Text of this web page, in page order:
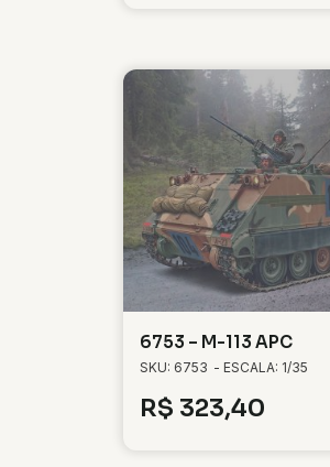
6753 – M-113 APC
SKU: 6753 - ESCALA: 1/35
R$ 323,40